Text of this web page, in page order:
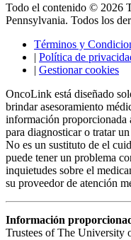
Todo el contenido © 2026
Pennsylvania. Todos los
Términos y
| Política de
| Gestionar cookies
OncoLink está diseñado
brindar asesoramiento
información proporcionada
para diagnosticar o tratar
No es un sustituto de el
puede tener un problema
inquietudes sobre el
su proveedor de atención
Información
Trustees of The University